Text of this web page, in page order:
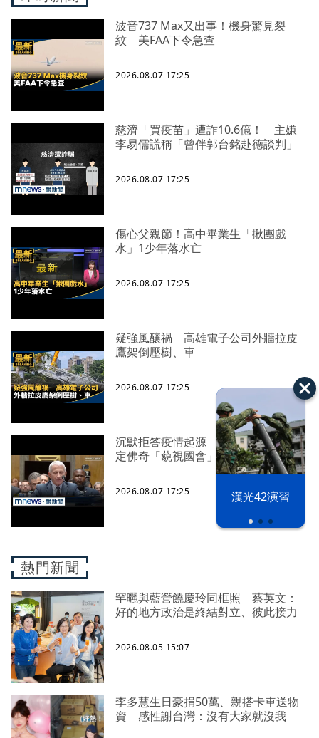
漢光42演習
波音737 Max又出事！機身驚見裂
紋 美FAA下令急查
2026.08.07 17:25
慈濟「買疫苗」遭詐10.6億！ 主嫌
李易儒謊稱「曾伴郭台銘赴德談判」
2026.08.07 17:25
傷心父親節！高中畢業生「揪團戲
水」1少年落水亡
2026.08.07 17:25
疑強風釀禍 高雄電子公司外牆拉皮
鷹架倒壓樹、車
2026.08.07 17:25
沉默拒答疫情起源 美參院委員會認
定佛奇「藐視國會」
2026.08.07 17:25
熱門新聞
罕曬與藍營饒慶玲同框照 蔡英文：
好的地方政治是終結對立、彼此接力
2026.08.05 15:07
李多慧生日豪捐50萬、親搭卡車送物
資 感性謝台灣：沒有大家就沒我